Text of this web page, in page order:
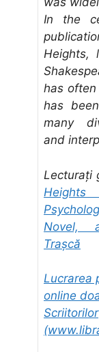
In the
Heights,
has often
has
many
and
Lecturați
Novel,
Trașcă
Lucrarea
online
Scriitorilor
(